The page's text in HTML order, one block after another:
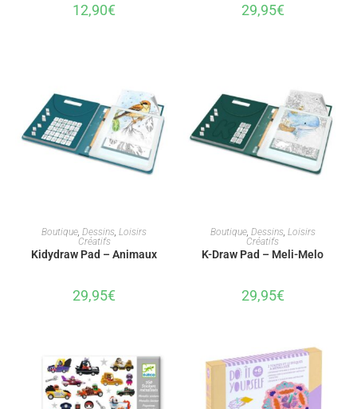
12,90€ 29,95€
AJOUTER AU PANIER
Boutique,Dessins,Loisirs
Créatifs
Kidydraw Pad – Animaux
29,95€
AJOUTER AU PANIER
Boutique, Dessins, Loisirs
Créatifs
K-Draw Pad – Meli-Melo
29,95€